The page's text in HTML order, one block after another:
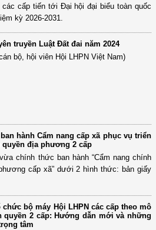
cấp tiến tới Đại hội đại biểu toàn quốc
kỳ 2026-2031.
truyền Luật Đất đai năm 2024
bộ, hội viên Hội LHPN Việt Nam)
hành Cẩm nang cấp xã phục vụ triển
quyền địa phương 2 cấp
chính thức ban hành “Cẩm nang chính
cấp xã” dưới 2 hình thức: bản giấy
chức bộ máy Hội LHPN các cấp theo mô
quyền 2 cấp: Hướng dẫn mới và những
tâm